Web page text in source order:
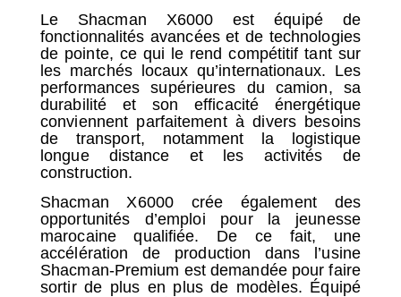
Le Shacman X6000 est équipé de
fonctionnalités avancées et de technologies
de pointe, ce qui le rend compétitif tant sur
les marchés locaux qu’internationaux. Les
performances supérieures du camion, sa
durabilité et son efficacité énergétique
conviennent parfaitement à divers besoins
de transport, notamment la logistique
longue distance et les activités de
construction.
Shacman X6000 crée également des
opportunités d’emploi pour la jeunesse
marocaine qualifiée. De ce fait, une
accélération de production dans l’usine
Shacman-Premium est demandée pour faire
sortir de plus en plus de modèles. Équipé